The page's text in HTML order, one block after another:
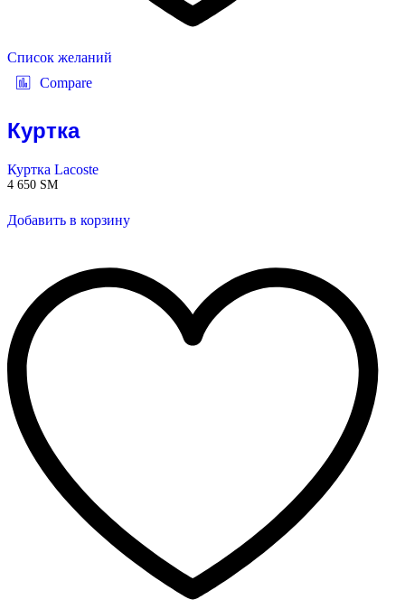
Список желаний
Compare
Куртка
Куртка Lacoste
4 650 ЅМ
Добавить в корзину